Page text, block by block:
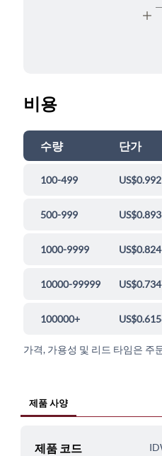
비용
수량 단가
100-499
500-999
1000-9999
10000-99999
100000+
가격, 가용성 및 리드 타임은 주
제품 사양
제품 코드